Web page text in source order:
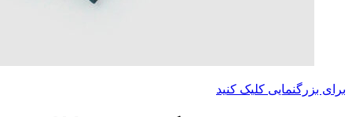
برای بزرگنمایی کلیک کنید